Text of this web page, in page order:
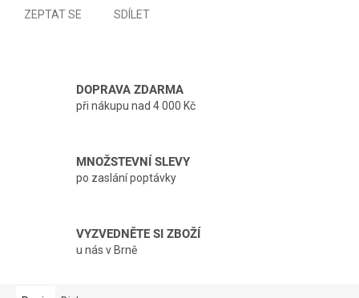
ZEPTAT SE SDÍLET
DOPRAVA ZDARMA
při nákupu nad 4 000 Kč
MNOŽSTEVNÍ SLEVY
po zaslání poptávky
VYZVEDNĚTE SI ZBOŽÍ
u nás v Brně